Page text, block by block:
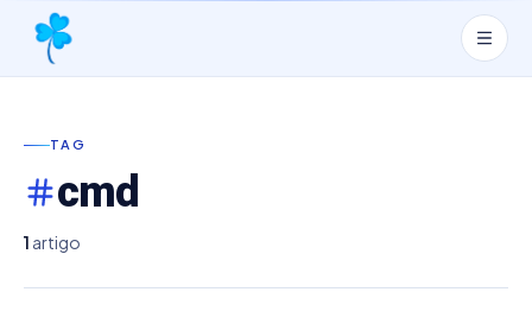
TAG
cmd
1 artigo